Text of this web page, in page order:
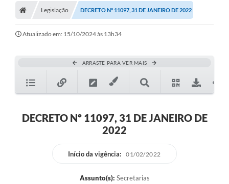
Nossa Cidade
Secretarias
Transparência
Programa Famílias Fortes
Contratação de estagiário - estudante de Direito -
Vagas de emprego no PAT Valinhos
Legislação DECRETO Nº 11097, 31 DE JANEIRO DE 2022
Atualizado em: 15/10/2024 às 13h34
ARRASTE PARA VER MAIS
DECRETO Nº 11097, 31 DE JANEIRO DE
2022
Início da vigência: 01/02/2022
Assunto(s): Secretarias